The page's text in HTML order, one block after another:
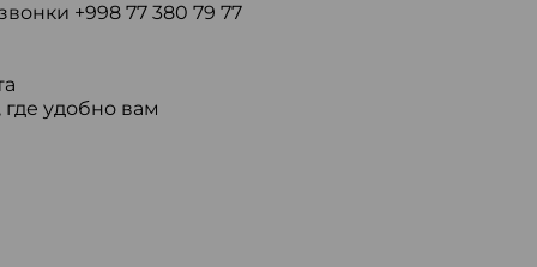
+998 77 380 79 77
где удобно вам